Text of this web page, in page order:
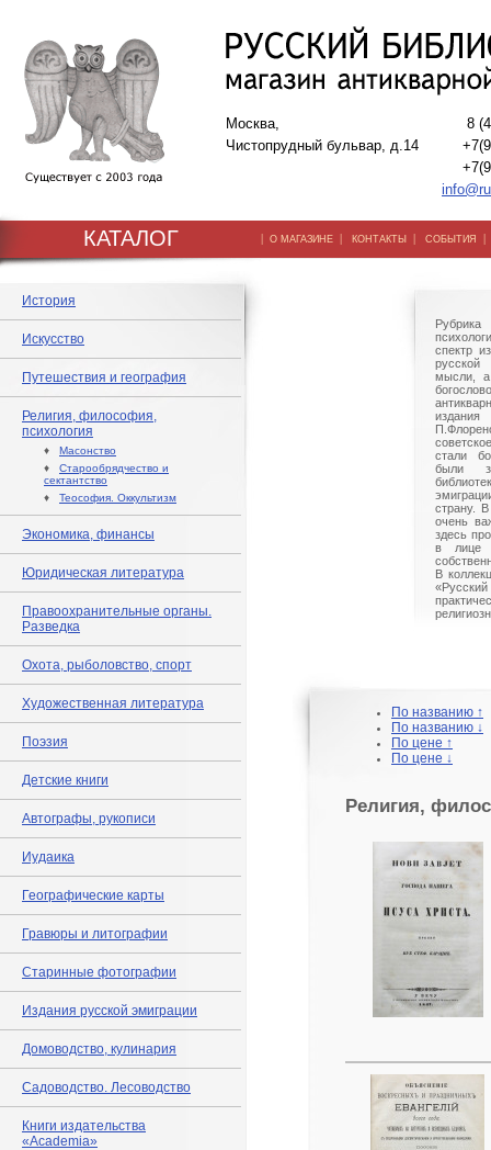
Москва,
Чистопрудный бульвар, д.14
8
КАТАЛОГ | О МАГАЗИНЕ | КОНТАКТЫ | СОБЫТИЯ
История
Искусство
Путешествия и география
Религия, философия,
психология
♦ Масонство
♦ Старообрядчество и
сектантство
♦ Теософия. Оккультизм
Экономика, финансы
Юридическая литература
Правоохранительные органы.
Разведка
Охота, рыболовство, спорт
Художественная литература
Поэзия
Детские книги
Автографы, рукописи
Иудаика
Географические карты
Гравюры и литографии
Старинные фотографии
Издания русской эмиграции
Домоводство, кулинария
Садоводство. Лесоводство
Книги издательства
«Academia»
спектр
русской
мысли, а
издания
стали
были
страну.
очень
здесь
в лице
В
По названию ↑
По названию ↓
По цене ↑
По цене ↓
Религия,